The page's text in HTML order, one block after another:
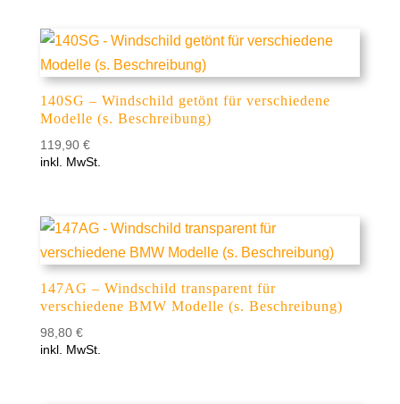
140SG – Windschild getönt für verschiedene
Modelle (s. Beschreibung)
119,90 €
inkl. MwSt.
147AG – Windschild transparent für
verschiedene BMW Modelle (s. Beschreibung)
98,80 €
inkl. MwSt.